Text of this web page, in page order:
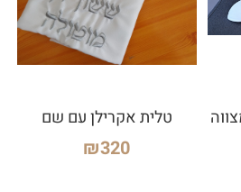
טלית אקרילן עם שם
₪320